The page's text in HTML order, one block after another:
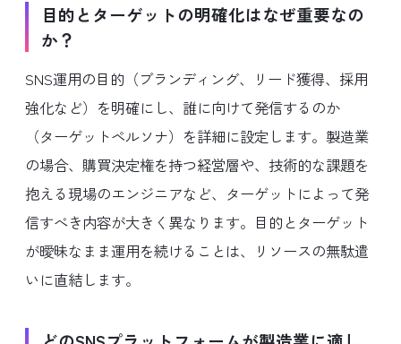
目的とターゲットの明確化はなぜ重要なの
か？
SNS運用の目的（ブランディング、リード獲得、採用
強化など）を明確にし、誰に向けて発信するのか
（ターゲットペルソナ）を詳細に設定します。製造業
の場合、購買決定権を持つ経営層や、技術的な課題を
抱える現場のエンジニアなど、ターゲットによって発
信すべき内容が大きく異なります。目的とターゲット
が曖昧なまま運用を続けることは、リソースの無駄遣
いに直結します。